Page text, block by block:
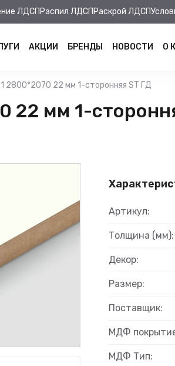
ЛДСП Распил ЛДСП Раскрой ЛДСП
АКЦИИ БРЕНДЫ НОВОСТИ О
2800*2070 22 мм 1-сторонняя ST ГД
22 мм 1-
Артикул:
Толщина (мм):
Декор:
Размер:
Поставщик:
МДФ
МДФ Тип: